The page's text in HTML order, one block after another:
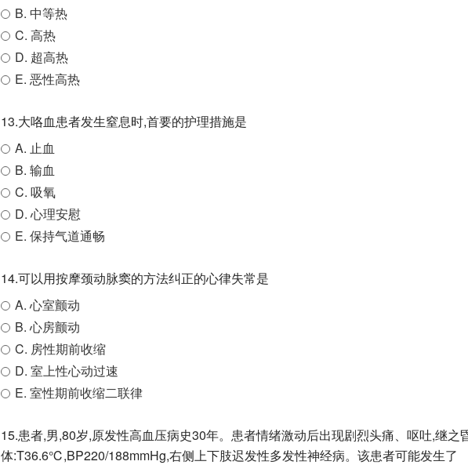
B. 中等热
C. 高热
D. 超高热
E. 恶性高热
13.大咯血患者发生窒息时,首要的护理措施是
A. 止血
B. 输血
C. 吸氧
D. 心理安慰
E. 保持气道通畅
14.可以用按摩颈动脉窦的方法纠正的心律失常是
A. 心室颤动
B. 心房颤动
C. 房性期前收缩
D. 室上性心动过速
E. 室性期前收缩二联律
15.患者,男,80岁,原发性高血压病史30年。患者情绪激动后出现剧烈头痛、呕吐,继之
体:T36.6℃,BP220/188mmHg,右侧上下肢迟发性多发性神经病。该患者可能发生了